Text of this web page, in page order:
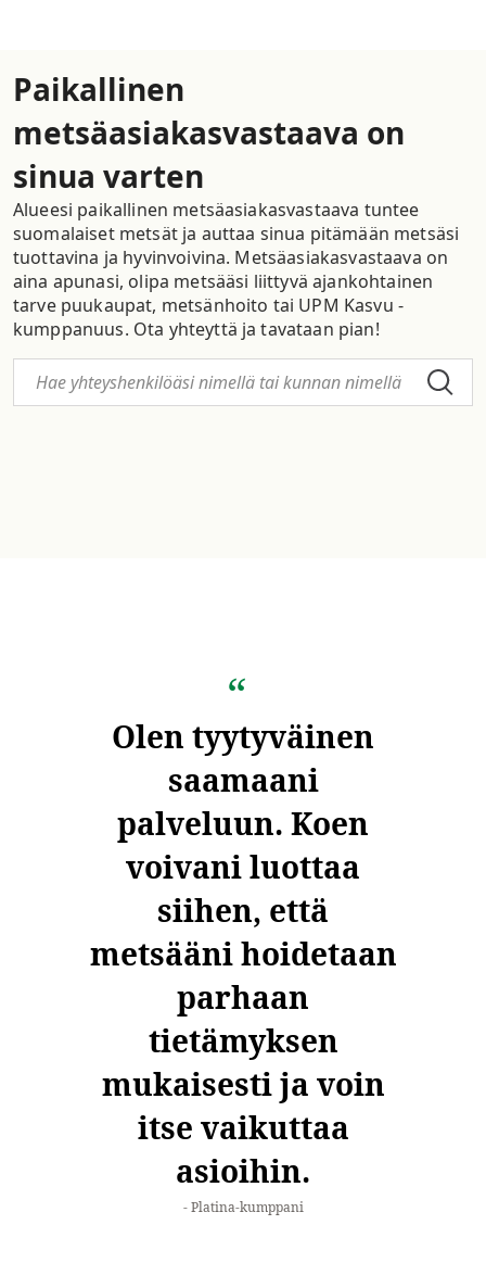
Paikallinen
metsäasiakasvastaava on
sinua varten
Alueesi paikallinen metsäasiakasvastaava tuntee
suomalaiset metsät ja auttaa sinua pitämään metsäsi
tuottavina ja hyvinvoivina. Metsäasiakasvastaava on
aina apunasi, olipa metsääsi liittyvä ajankohtainen
tarve puukaupat, metsänhoito tai UPM Kasvu -
kumppanuus. Ota yhteyttä ja tavataan pian!
Olen tyytyväinen
saamaani
palveluun. Koen
voivani luottaa
siihen, että
metsääni hoidetaan
parhaan
tietämyksen
mukaisesti ja voin
itse vaikuttaa
asioihin.
Platina-kumppani